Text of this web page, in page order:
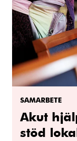
SAMARBETE
Akut
stöd